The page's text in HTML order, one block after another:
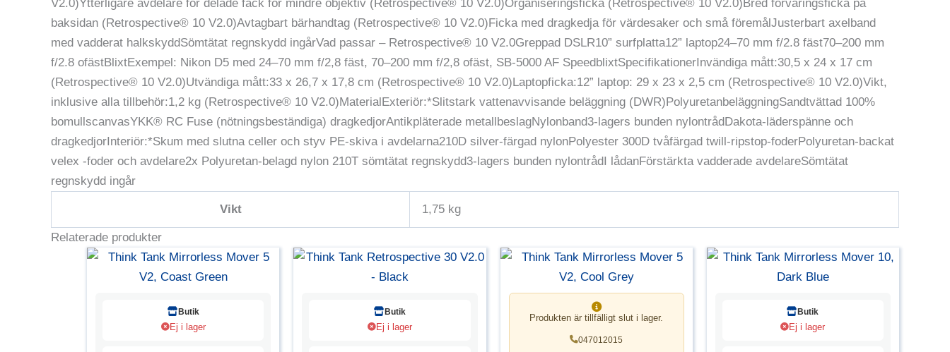
V2.0)Ytterligare avdelare för delade fack för mindre objektiv (Retrospective® 10 V2.0)Organiseringsficka (Retrospective® 10 V2.0)Bred förvaringsficka på
baksidan (Retrospective® 10 V2.0)Avtagbart bärhandtag (Retrospective® 10 V2.0)Ficka med dragkedja för värdesaker och små föremålJusterbart axelband
med vadderat halkskyddSömtätat regnskydd ingårVad passar – Retrospective® 10 V2.0Greppad DSLR10” surfplatta12” laptop24–70 mm f/2.8 fäst70–200 mm
f/2.8 ofästBlixtExempel: Nikon D5 med 24–70 mm f/2,8 fäst, 70–200 mm f/2,8 ofäst, SB-5000 AF SpeedblixtSpecifikationerInvändiga mått:30,5 x 24 x 17 cm
(Retrospective® 10 V2.0)Utvändiga mått:33 x 26,7 x 17,8 cm (Retrospective® 10 V2.0)Laptopficka:12” laptop: 29 x 23 x 2,5 cm (Retrospective® 10 V2.0)Vikt,
inklusive alla tillbehör:1,2 kg (Retrospective® 10 V2.0)MaterialExteriör:*Slitstark vattenavvisande beläggning (DWR)PolyuretanbeläggningSandtvättad 100%
bomullscanvasYKK® RC Fuse (nötningsbeständiga) dragkedjorAntikpläterade metallbeslagNylonband3-lagers bunden nylontrådDakota-läderspänne och
dragkedjorInteriör:*Skum med slutna celler och styv PE-skiva i avdelarna210D silver-färgad nylonPolyester 300D tvåfärgad twill-ripstop-foderPolyuretan-backat
velex -foder och avdelare2x Polyuretan-belagd nylon 210T sömtätat regnskydd3-lagers bunden nylontrådI lådanFörstärkta vadderade avdelareSömtätat
regnskydd ingår
Vikt 1,75 kg
Relaterade produkter
Butik
Ej i lager
Butik
Ej i lager
Produkten är tillfälligt slut i lager.
047012015
Butik
Ej i lager